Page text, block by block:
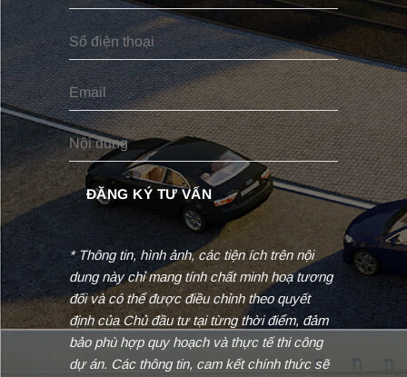
* Thông tin, hình ảnh, các tiện ích trên nội
dung này chỉ mang tính chất minh hoạ tương
đối và có thể được điều chỉnh theo quyết
định của Chủ đầu tư tại từng thời điểm, đảm
bảo phù hợp quy hoạch và thực tế thi công
dự án. Các thông tin, cam kết chính thức sẽ